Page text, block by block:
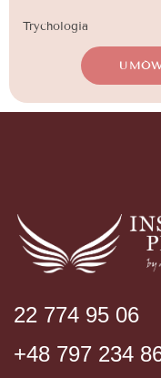
Trychologia
22 774 95 06
+48 797 234